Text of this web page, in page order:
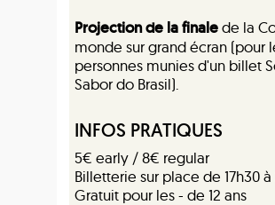
Projection de la finalede la
monde sur grand écran (pour
personnes munies d'un billet
Sabor do Brasil).
INFOS PRATIQUES
5€ early / 8€ regular
Billetterie sur place de 17h30 à
Gratuit pour les - de 12 ans